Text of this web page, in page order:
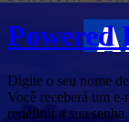
Powered
Digite o seu nome
Você receberá um
redefinir a sua senha.